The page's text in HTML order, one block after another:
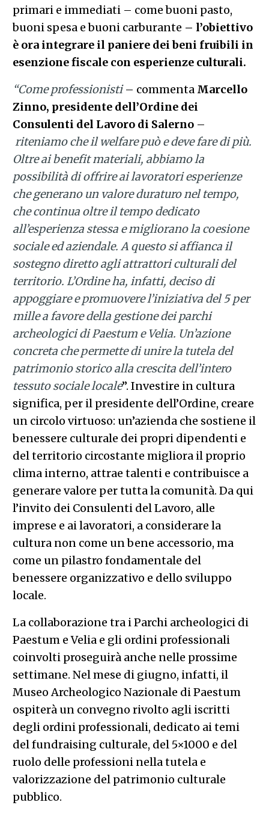
primari e immediati – come buoni pasto,
buoni spesa e buoni carburante – l’obiettivo
è ora integrare il paniere dei beni fruibili in
esenzione fiscale con esperienze culturali.
“Come professionisti– commenta Marcello
Zinno, presidente dell’Ordine dei
Consulenti del Lavoro di Salerno–
riteniamo che il welfare può e deve fare di più.
Oltre ai benefit materiali, abbiamo la
possibilità di offrire ai lavoratori esperienze
che generano un valore duraturo nel tempo,
che continua oltre il tempo dedicato
all’esperienza stessa e migliorano la coesione
sociale ed aziendale. A questo si affianca il
sostegno diretto agli attrattori culturali del
territorio. L’Ordine ha, infatti, deciso di
appoggiare e promuovere l’iniziativa del 5 per
mille a favore della gestione dei parchi
archeologici di Paestum e Velia. Un’azione
concreta che permette di unire la tutela del
patrimonio storico alla crescita dell’intero
tessuto sociale locale”. Investire in cultura
significa, per il presidente dell’Ordine, creare
un circolo virtuoso: un’azienda che sostiene il
benessere culturale dei propri dipendenti e
del territorio circostante migliora il proprio
clima interno, attrae talenti e contribuisce a
generare valore per tutta la comunità. Da qui
l’invito dei Consulenti del Lavoro, alle
imprese e ai lavoratori, a considerare la
cultura non come un bene accessorio, ma
come un pilastro fondamentale del
benessere organizzativo e dello sviluppo
locale.
La collaborazione tra i Parchi archeologici di
Paestum e Velia e gli ordini professionali
coinvolti proseguirà anche nelle prossime
settimane. Nel mese di giugno, infatti, il
Museo Archeologico Nazionale di Paestum
ospiterà un convegno rivolto agli iscritti
degli ordini professionali, dedicato ai temi
del fundraising culturale, del 5×1000 e del
ruolo delle professioni nella tutela e
valorizzazione del patrimonio culturale
pubblico.